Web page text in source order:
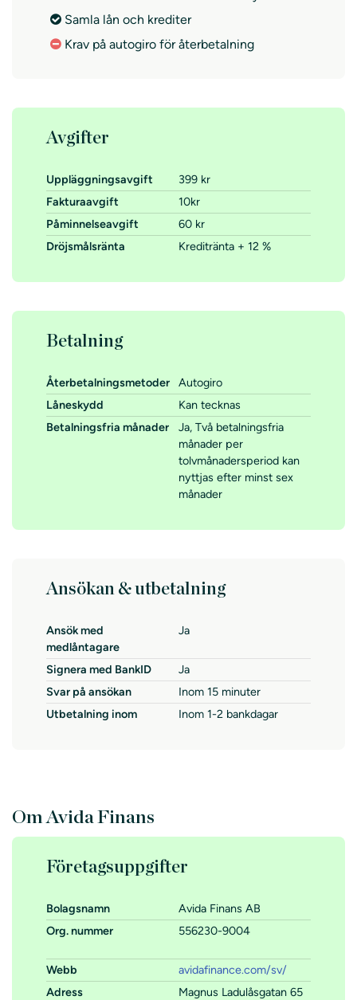
Samla lån och krediter
Krav på autogiro för återbetalning
Avgifter
Uppläggningsavgift
399 kr
Fakturaavgift
10kr
Påminnelseavgift
60 kr
Dröjsmålsränta
Kreditränta + 12 %
Betalning
Återbetalningsmetoder
Autogiro
Låneskydd
Kan tecknas
Betalningsfria månader
Ja, Två betalningsfria
månader per
tolvmånadersperiod kan
nyttjas efter minst sex
månader
Ansökan & utbetalning
Ansök med
medlåntagare
Ja
Signera med BankID
Ja
Svar på ansökan
Inom 15 minuter
Utbetalning inom
Inom 1-2 bankdagar
Om Avida Finans
Företagsuppgifter
Bolagsnamn
Avida Finans AB
Org. nummer
556230-9004
Webb
avidafinance.com/sv/
Adress
Magnus Ladulåsgatan 65